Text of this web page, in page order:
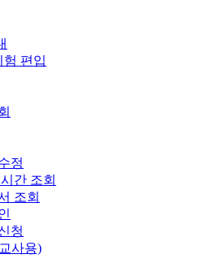
험 편입
정
간 조회
조회
청
사용)